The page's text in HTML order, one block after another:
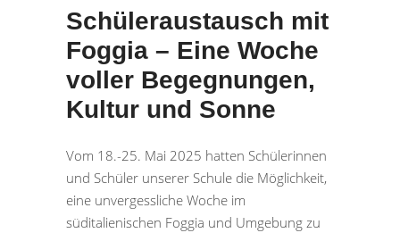
Schüleraustausch mit
Foggia – Eine Woche
voller Begegnungen,
Kultur und Sonne
Vom 18.-25. Mai 2025 hatten Schülerinnen
und Schüler unserer Schule die Möglichkeit,
eine unvergessliche Woche im
süditalienischen Foggia und Umgebung zu